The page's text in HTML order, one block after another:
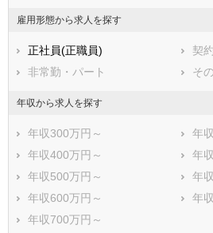
堺市東区
堺
堺市南区
堺
堺市美原区
岸和田市
豊
池田市
吹
泉大津市
高
貝塚市
守
枚方市
雇用形態から求人を探す
正社員(正職員)
契
非常勤・パート
そ
年収から求人を探す
年収300万円～
年
年収400万円～
年
年収500万円～
年
年収600万円～
年
年収700万円～